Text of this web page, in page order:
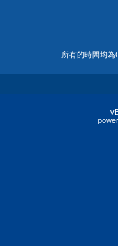
所有的時間均為